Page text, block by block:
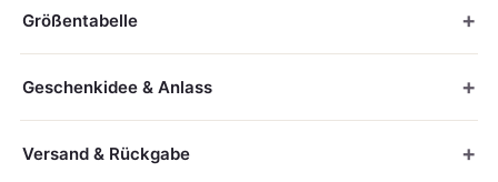
Größentabelle
Geschenkidee & Anlass
Versand & Rückgabe